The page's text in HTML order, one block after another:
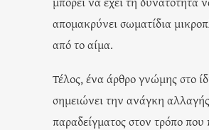
απομακρύνει σωματίδια
από το αίμα.
Τέλος, ένα άρθρο γνώμης στο
σημειώνει την ανάγκη αλλαγής
παραδείγματος στον τρόπο που